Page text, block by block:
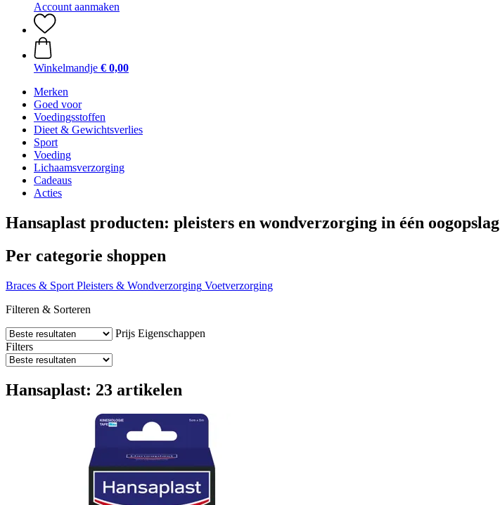
Account aanmaken
Winkelmandje € 0,00
Merken
Goed voor
Voedingsstoffen
Dieet & Gewichtsverlies
Sport
Voeding
Lichaamsverzorging
Cadeaus
Acties
Hansaplast producten: pleisters en wondverzorging in één oogopslag
Per categorie shoppen
Braces & Sport Pleisters & Wondverzorging Voetverzorging
Filteren & Sorteren
Prijs Eigenschappen
Filters
Hansaplast: 23 artikelen